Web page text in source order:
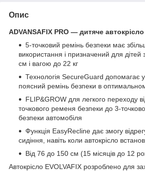
Опис
ADVANSAFIX PRO — дитяче
5-точковий ремінь безпеки має
використання і призначений для
см і вагою до 22 кг
Технологія SecureGuard допомагає
поясний ремінь безпеки в
FLIP&GROW для легкого переходу
точкового ременя безпеки до 3-
безпеки автомобіля
Функція EasyRecline дає змогу
сидіння, навіть коли автокрісло
Від 76 до 150 см (15 місяців до 12
Автокрісло EVOLVAFIX розроблено для